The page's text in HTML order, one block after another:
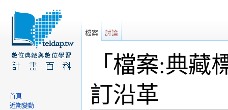
「檔案:典
訂沿革
檔案 討論
首頁
近期變動